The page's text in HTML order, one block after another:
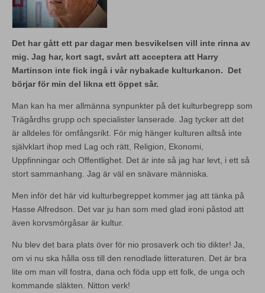
Det har gått ett par dagar men besvikelsen vill inte rinna av
mig. Jag har, kort sagt, svårt att acceptera att Harry
Martinson inte fick ingå i vår nybakade kulturkanon. Det
börjar för min del likna ett öppet sår.
Man kan ha mer allmänna synpunkter på det kulturbegrepp som
Trägårdhs grupp och specialister lanserade. Jag tycker att det
är alldeles för omfångsrikt. För mig hänger kulturen alltså inte
självklart ihop med Lag och rätt, Religion, Ekonomi,
Uppfinningar och Offentlighet. Det är inte så jag har levt, i ett så
stort sammanhang. Jag är väl en snävare människa.
Men inför det här vid kulturbegreppet kommer jag att tänka på
Hasse Alfredson. Det var ju han som med glad ironi påstod att
även korvsmörgåsar är kultur.
Nu blev det bara plats över för nio prosaverk och tio dikter! Ja,
om vi nu ska hålla oss till den renodlade litteraturen. Det är bra
lite om man vill fostra, dana och föda upp ett folk, de unga och
kommande släkten. Nitton verk!